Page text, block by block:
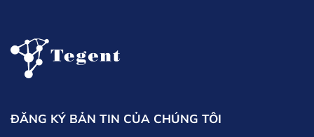
ĐĂNG KÝ BẢN TIN CỦA CHÚNG TÔI